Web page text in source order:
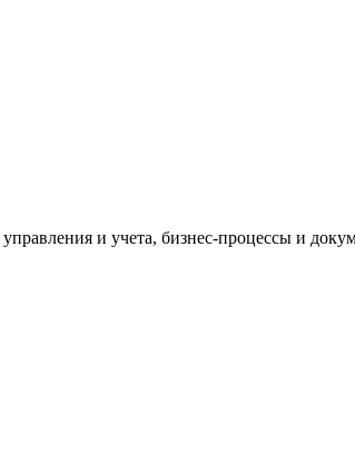
и учета, бизнес-процессы и